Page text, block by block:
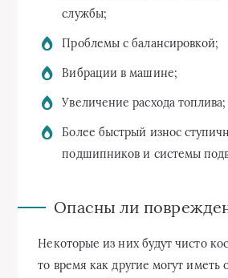
службы;
Проблемы с балансировкой;
Вибрации в машине;
Увеличение расхода топлива;
Более быстрый износ
подшипников и системы
Опасны ли
Некоторые из них будут чисто
то время как другие могут иметь